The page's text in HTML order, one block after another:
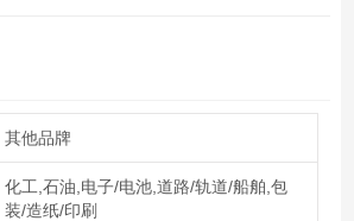
其他品牌
化工,石油,电子/电池,道路/轨道/船舶,包
装/造纸/印刷